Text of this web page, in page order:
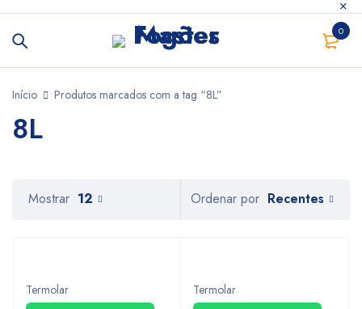
0
Início Produtos marcados com a tag “8L”
8L
Ordenar por Recentes
Mostrar 12
Termolar Termolar